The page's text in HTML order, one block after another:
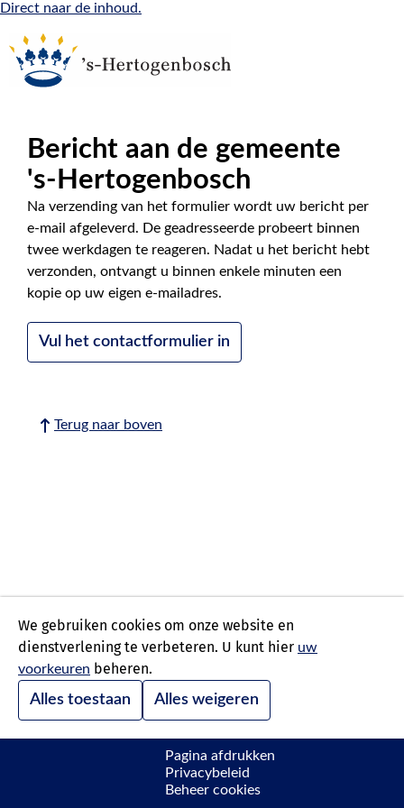
Direct naar de inhoud.
Bericht aan de gemeente
's-Hertogenbosch
Na verzending van het formulier wordt uw bericht per
e-mail afgeleverd. De geadresseerde probeert binnen
twee werkdagen te reageren. Nadat u het bericht hebt
verzonden, ontvangt u binnen enkele minuten een
kopie op uw eigen e-mailadres.
Vul het contactformulier in
Terug naar boven
We gebruiken cookies om onze website en
dienstverlening te verbeteren. U kunt hier uw
voorkeuren beheren.
Alles toestaan Alles weigeren
Pagina afdrukken
Privacybeleid
Beheer cookies